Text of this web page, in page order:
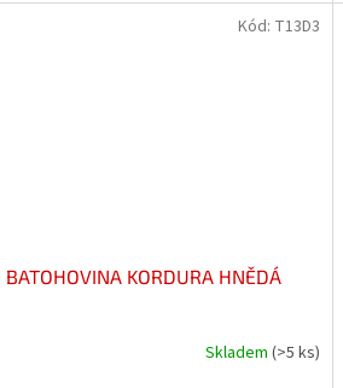
BATOHOVINA KORDURA HNĚDÁ
Skladem (>5 ks)
Kód: T13D3